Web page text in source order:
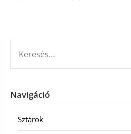
Navigáció
Sztárok